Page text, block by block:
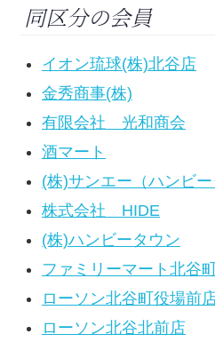
同区分の会員
イオン琉球(株)北谷店
金秀商事(株)
有限会社 光和商会
酒マート
(株)サンエー（ハンビー
株式会社 HIDE
(株)ハンビータウン
ファミリーマート北谷
ローソン北谷町役場前
ローソン北谷北前店